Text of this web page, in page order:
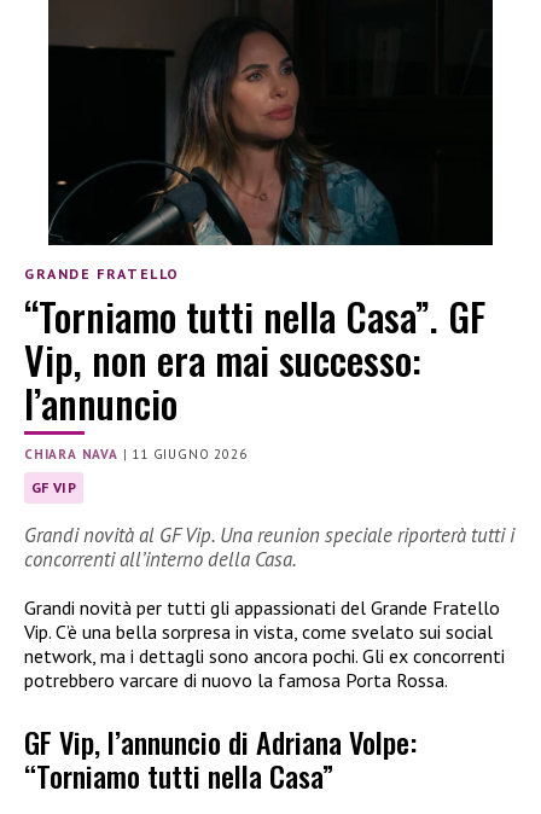
GRANDE FRATELLO
“Torniamo tutti nella Casa”. GF
Vip, non era mai successo:
l’annuncio
CHIARA NAVA | 11 GIUGNO 2026
GF VIP
Grandi novità al GF Vip. Una reunion speciale riporterà tutti i
concorrenti all’interno della Casa.
Grandi novità per tutti gli appassionati del Grande Fratello
Vip. C’è una bella sorpresa in vista, come svelato sui social
network, ma i dettagli sono ancora pochi. Gli ex concorrenti
potrebbero varcare di nuovo la famosa Porta Rossa.
GF Vip, l’annuncio di Adriana Volpe:
“Torniamo tutti nella Casa”